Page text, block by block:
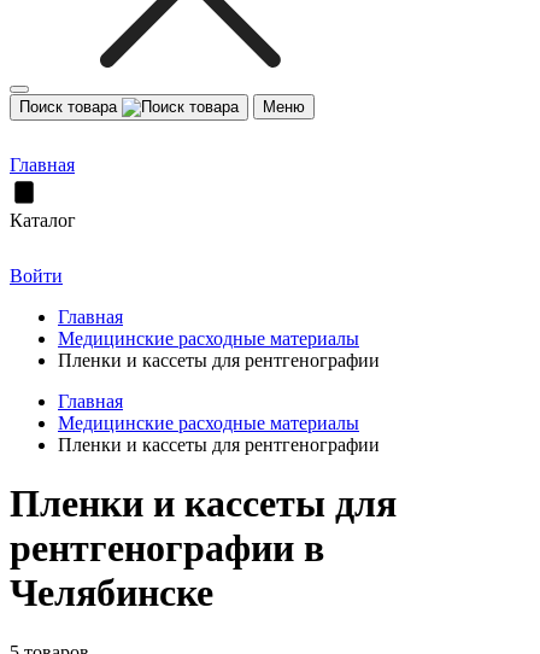
Поиск товара Меню
Главная
Каталог
Войти
Главная
Медицинские расходные материалы
Пленки и кассеты для рентгенографии
Главная
Медицинские расходные материалы
Пленки и кассеты для рентгенографии
Пленки и кассеты для
рентгенографии в
Челябинске